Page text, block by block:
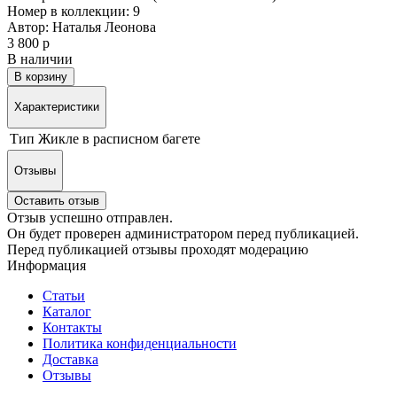
Номер в коллекции: 9
Автор: Наталья Леонова
3 800 р
В наличии
В корзину
Характеристики
Тип Жикле в расписном багете
Отзывы
Оставить отзыв
Отзыв успешно отправлен.
Он будет проверен администратором перед публикацией.
Перед публикацией отзывы проходят модерацию
Информация
Статьи
Каталог
Контакты
Политика конфиденциальности
Доставка
Отзывы